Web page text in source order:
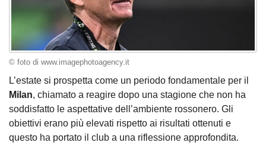
© foto di www.imagephotoagency.it
L’estate si prospetta come un periodo fondamentale per il
Milan, chiamato a reagire dopo una stagione che non ha
soddisfatto le aspettative dell’ambiente rossonero. Gli
obiettivi erano più elevati rispetto ai risultati ottenuti e
questo ha portato il club a una riflessione approfondita.